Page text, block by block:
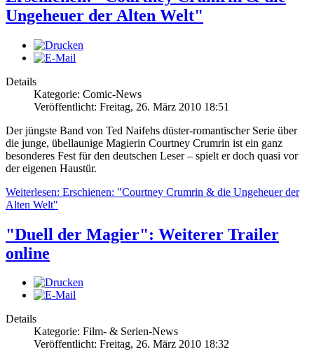
Ungeheuer der Alten Welt"
Details
Kategorie: Comic-News
Veröffentlicht: Freitag, 26. März 2010 18:51
Der jüngste Band von Ted Naifehs düster-romantischer Serie über
die junge, übellaunige Magierin Courtney Crumrin ist ein ganz
besonderes Fest für den deutschen Leser – spielt er doch quasi vor
der eigenen Haustür.
Weiterlesen: Erschienen: "Courtney Crumrin & die Ungeheuer der
Alten Welt"
"Duell der Magier": Weiterer Trailer
online
Details
Kategorie: Film- & Serien-News
Veröffentlicht: Freitag, 26. März 2010 18:32